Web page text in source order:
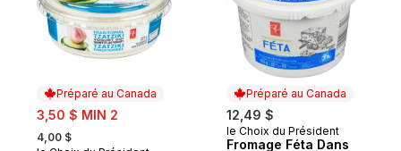
Préparé au Canada
sale:
3,50 $ MIN 2
, formerly:
4,00 $
Préparé au Canada
12,49 $
Préparé au Canada
le Choix du Président
Fromage Féta Dans